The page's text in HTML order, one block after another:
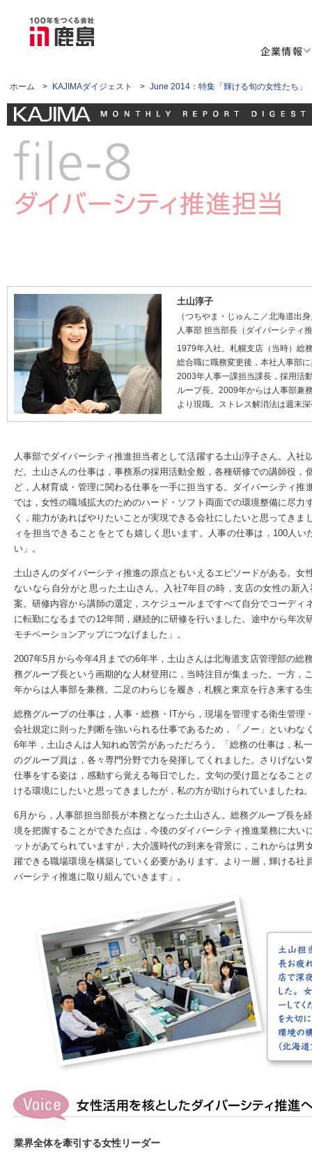
企業情報
ホーム > KAJIMAダイジェスト > June 2014：特集「輝ける旬の女性たち」
土山淳子
（つちやま・じゅんこ／北海道出
人事部 担当部長（ダイバーシティ
1979年入社。札幌支店（当時）総
総合職に職務変更後，本社人事部
2003年人事一課担当課長，採用活
ループ長。2009年からは人事部兼
より現職。ストレス解消法は週末
人事部でダイバーシティ推進担当者として活躍する土山淳子さん。入社
だ。土山さんの仕事は，事務系の採用活動全般，各種研修での講師役，
ど，人材育成・管理に関わる仕事を一手に担当する。ダイバーシティ推
では，女性の職域拡大のためのハード・ソフト両面での環境整備に尽力
く，能力があればやりたいことが実現できる会社にしたいと思ってき
ィを担当できることをとても嬉しく思います。人事の仕事は，100人
い」。
土山さんのダイバーシティ推進の原点ともいえるエピソードがある。女
ないなら自分がと思った土山さん。入社7年目の時，支店の女性の新
案。研修内容から講師の選定，スケジュールまですべて自分でコーディ
に転勤になるまでの12年間，継続的に研修を行いました。途中から年次
モチベーションアップにつなげました」。
2007年5月から今年4月までの6年半，土山さんは北海道支店管理部の総
務グループ長という画期的な人材登用に，当時注目が集まった。一方，
年からは人事部を兼務。二足のわらじを履き，札幌と東京を行き来する
総務グループの仕事は，人事・総務・ITから，現場を管理する衛生管理
会社規定に則った判断を強いられる仕事であるため，「ノー」といわな
6年半，土山さんは人知れぬ苦労があっただろう。「総務の仕事は，私
のグループ員は，各々専門分野で力を発揮してくれました。さりげない
仕事をする姿は，感動すら覚える毎日でした。文句の受け皿となること
ける環境にしたいと思ってきましたが，私の方が助けられていましたね
6月から，人事部担当部長が本務となった土山さん。総務グループ長を
境を把握することができた点は，今後のダイバーシティ推進業務に大い
ットがあてられていますが，大介護時代の到来を背景に，これからは男
躍できる職場環境を構築していく必要があります。より一層，輝ける社
バーシティ推進に取り組んでいきます」。
業界全体を牽引する女性リーダー